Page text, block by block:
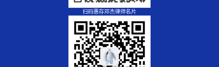
扫码惠存邓杰律师名片